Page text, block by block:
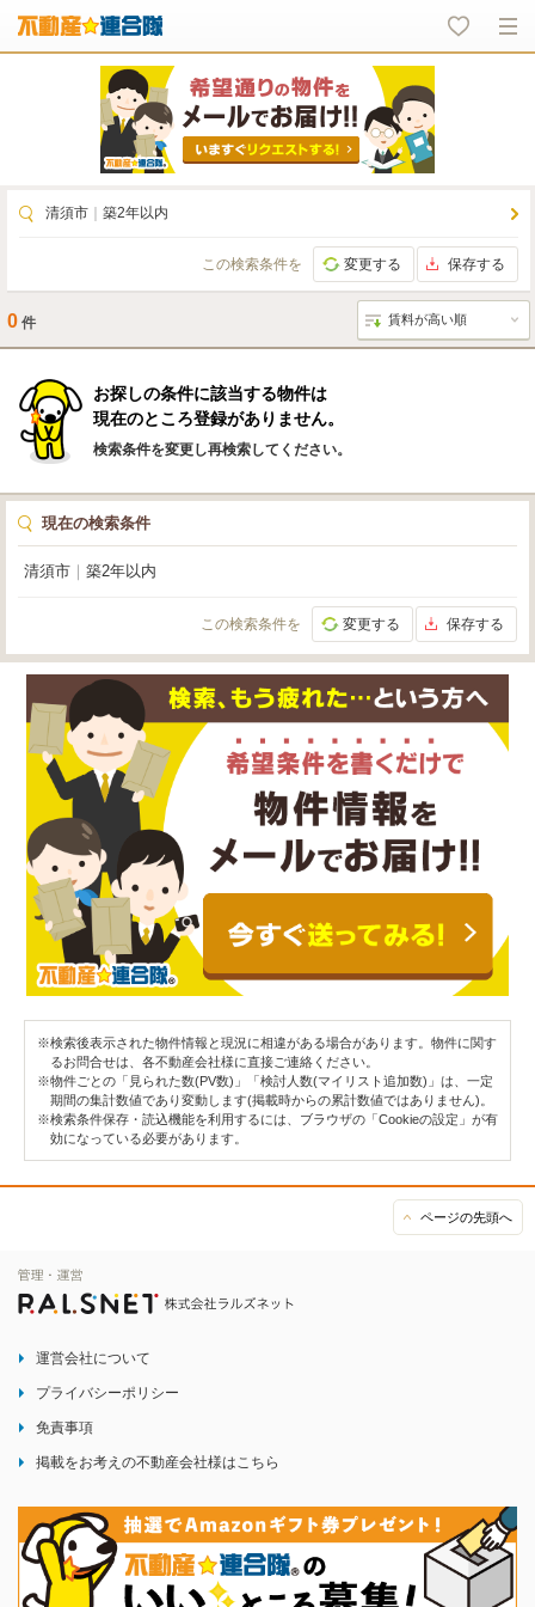
清須市 築2年以内
この検索条件を 変更する 保存する
0 件
お探しの条件に該当する物件は
現在のところ登録がありません。
検索条件を変更し再検索してください。
現在の検索条件
清須市 築2年以内
この検索条件を 変更する 保存する
※検索後表示された物件情報と現況に相違がある場合があります。物件に関す
るお問合せは、各不動産会社様に直接ご連絡ください。
※物件ごとの「見られた数(PV数)」「検討人数(マイリスト追加数)」は、一定
期間の集計数値であり変動します(掲載時からの累計数値ではありません)。
※検索条件保存・読込機能を利用するには、ブラウザの「Cookieの設定」が有
効になっている必要があります。
ページの先頭へ
運営会社について
プライバシーポリシー
免責事項
掲載をお考えの不動産会社様はこちら